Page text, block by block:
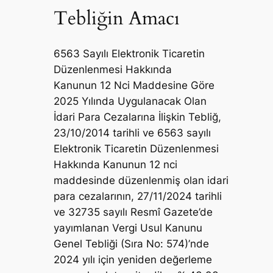
Tebliğin Amacı
6563 Sayılı Elektronik Ticaretin
Düzenlenmesi Hakkında
Kanunun 12 Nci Maddesine Göre
2025 Yılında Uygulanacak Olan
İdari Para Cezalarına İlişkin Tebliğ,
23/10/2014 tarihli ve 6563 sayılı
Elektronik Ticaretin Düzenlenmesi
Hakkında Kanunun 12 nci
maddesinde düzenlenmiş olan idari
para cezalarının, 27/11/2024 tarihli
ve 32735 sayılı Resmî Gazete’de
yayımlanan Vergi Usul Kanunu
Genel Tebliği (Sıra No: 574)’nde
2024 yılı için yeniden değerleme